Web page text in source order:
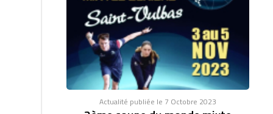
Actualité publiée le 7 Octobre 2023